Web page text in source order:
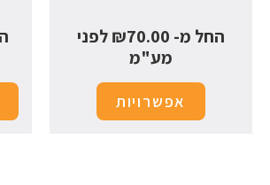
החל מ- ₪70.00
לפני
מע"מ
אפשרויות